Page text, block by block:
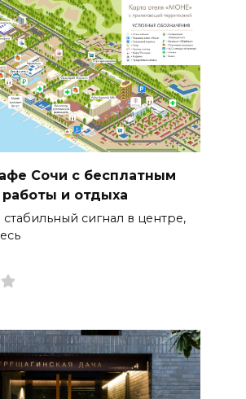
Сочи с бесплатным
и отдыха
сигнал в центре,